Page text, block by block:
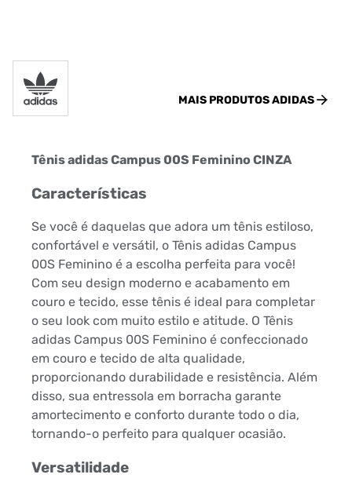
MAIS PRODUTOSADIDAS
Tênis adidas Campus 00S Feminino CINZA
Características
Se você é daquelas que adora um tênis estiloso,
confortável e versátil, o Tênis adidas Campus
00S Feminino é a escolha perfeita para você!
Com seu design moderno e acabamento em
couro e tecido, esse tênis é ideal para completar
o seu look com muito estilo e atitude. O Tênis
adidas Campus 00S Feminino é confeccionado
em couro e tecido de alta qualidade,
proporcionando durabilidade e resistência. Além
disso, sua entressola em borracha garante
amortecimento e conforto durante todo o dia,
tornando-o perfeito para qualquer ocasião.
Versatilidade